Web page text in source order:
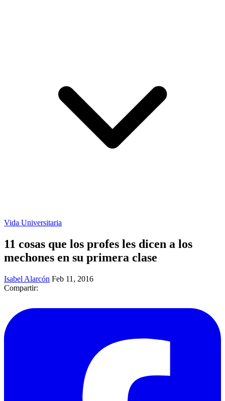
Vida Universitaria
11 cosas que los profes les dicen a los
mechones en su primera clase
Isabel Alarcón Feb 11, 2016
Compartir: